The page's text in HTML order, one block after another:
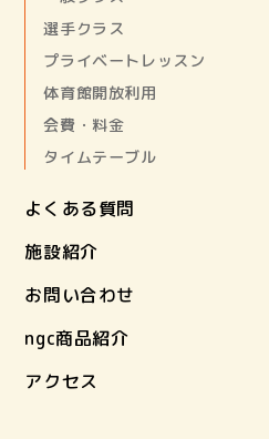
選手クラス
プライベートレッスン
体育館開放利用
会費・料金
タイムテーブル
よくある質問
施設紹介
お問い合わせ
ngc商品紹介
アクセス